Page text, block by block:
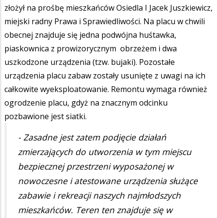
złożył na prośbę mieszkańców Osiedla I Jacek Juszkiewicz,
miejski radny Prawa i Sprawiedliwości. Na placu w chwili
obecnej znajduje się jedna podwójna huśtawka,
piaskownica z prowizorycznym obrzeżem i dwa
uszkodzone urządzenia (tzw. bujaki). Pozostałe
urządzenia placu zabaw zostały usunięte z uwagi na ich
całkowite wyeksploatowanie. Remontu wymaga również
ogrodzenie placu, gdyż na znacznym odcinku
pozbawione jest siatki.
- Zasadne jest zatem podjęcie działań
zmierzających do utworzenia w tym miejscu
bezpiecznej przestrzeni wyposażonej w
nowoczesne i atestowane urządzenia służące
zabawie i rekreacji naszych najmłodszych
mieszkańców. Teren ten znajduje się w